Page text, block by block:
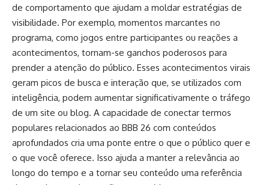
de comportamento que ajudam a moldar estratégias de
visibilidade. Por exemplo, momentos marcantes no
programa, como jogos entre participantes ou reações a
acontecimentos, tornam-se ganchos poderosos para
prender a atenção do público. Esses acontecimentos virais
geram picos de busca e interação que, se utilizados com
inteligência, podem aumentar significativamente o tráfego
de um site ou blog. A capacidade de conectar termos
populares relacionados ao BBB 26 com conteúdos
aprofundados cria uma ponte entre o que o público quer e
o que você oferece. Isso ajuda a manter a relevância ao
longo do tempo e a tornar seu conteúdo uma referência